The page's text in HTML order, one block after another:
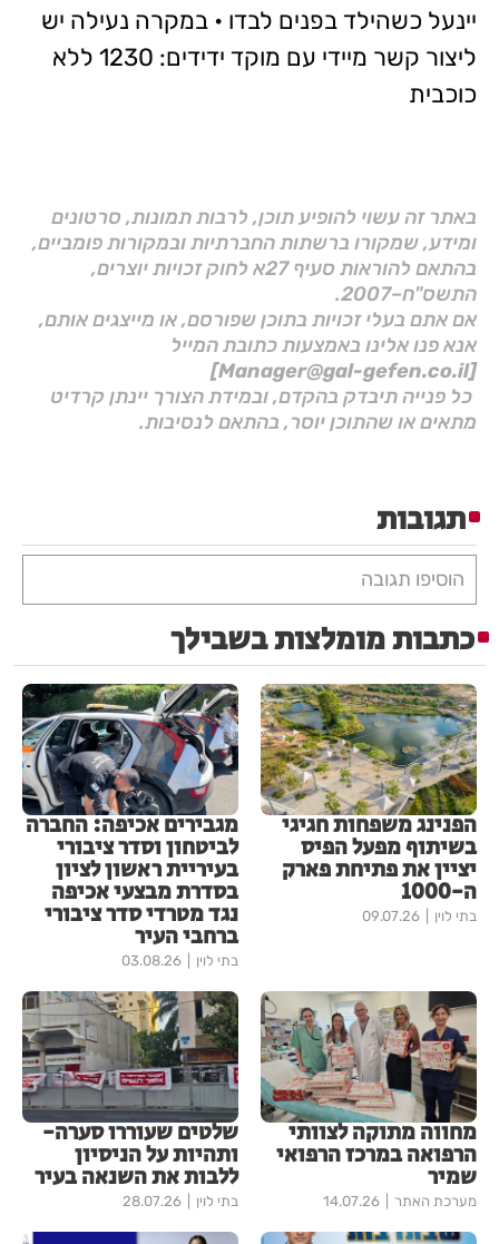
יינעל כשהילד בפנים לבדו • במקרה נעילה יש
ליצור קשר מיידי עם מוקד ידידים: 1230 ללא
כוכבית
באתר זה עשוי להופיע תוכן, לרבות תמונות, סרטונים
ומידע, שמקורו ברשתות החברתיות ובמקורות פומביים,
בהתאם להוראות סעיף 27א לחוק זכויות יוצרים,
התשס"ח–2007.
אם אתם בעלי זכויות בתוכן שפורסם, או מייצגים אותם,
אנא פנו אלינו באמצעות כתובת המייל
[Manager@gal-gefen.co.il]
כל פנייה תיבדק בהקדם, ובמידת הצורך יינתן קרדיט
מתאים או שהתוכן יוסר, בהתאם לנסיבות.
תגובות
הוסיפו תגובה
כתבות מומלצות בשבילך
הפנינג משפחות חגיגי
בשיתוף מפעל הפיס
יציין את פתיחת פארק
ה-1000
בתי לוין 09.07.26
מגבירים אכיפה: החברה
לביטחון וסדר ציבורי
בעיריית ראשון לציון
בסדרת מבצעי אכיפה
נגד מטרדי סדר ציבורי
ברחבי העיר
בתי לוין 03.08.26
מחווה מתוקה לצוותי
הרפואה במרכז הרפואי
שמיר
מערכת האתר 14.07.26
שלטים שעוררו סערה-
ותהיות על הניסיון
ללבות את השנאה בעיר
בתי לוין 28.07.26